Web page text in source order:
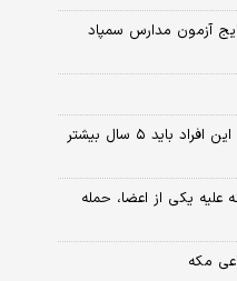
آزمون مدارس سمپاد
جزئیات صدور احکام بازنشستگی اعلام شد/ این افراد باید ۵ سال بیشتر
علیه یکی از اعضا، حمله
مکه